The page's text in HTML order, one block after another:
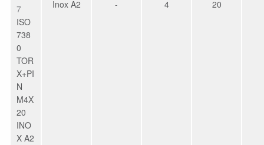
7
ISO
738
0
TOR
X+PI
N
M4X
20
INO
X A2
Inox A2 - 4 20